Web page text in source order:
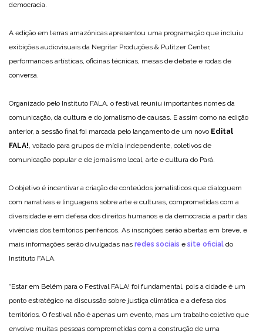
democracia.
A edição em terras amazônicas apresentou uma programação que incluiu
exibições audiovisuais da Negritar Produções & Pulitzer Center,
performances artísticas, oficinas técnicas, mesas de debate e rodas de
conversa.
Organizado pelo Instituto FALA, o festival reuniu importantes nomes da
comunicação, da cultura e do jornalismo de causas. E assim como na edição
anterior, a sessão final foi marcada pelo lançamento de um novo Edital
FALA!, voltado para grupos de mídia independente, coletivos de
comunicação popular e de jornalismo local, arte e cultura do Pará.
O objetivo é incentivar a criação de conteúdos jornalísticos que dialoguem
com narrativas e linguagens sobre arte e culturas, comprometidas com a
diversidade e em defesa dos direitos humanos e da democracia a partir das
vivências dos territórios periféricos. As inscrições serão abertas em breve, e
mais informações serão divulgadas nas redes sociais e site oficial do
Instituto FALA.
“Estar em Belém para o Festival FALA! foi fundamental, pois a cidade é um
ponto estratégico na discussão sobre justiça climática e a defesa dos
territórios. O festival não é apenas um evento, mas um trabalho coletivo que
envolve muitas pessoas comprometidas com a construção de uma